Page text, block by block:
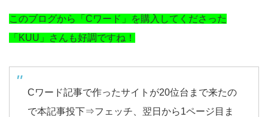
このブログから「Cワード」を購入してくださった
「KUU」さんも好調ですね！
Cワード記事で作ったサイトが20位台まで来たの
で本記事投下⇒フェッチ、翌日から1ページ目ま